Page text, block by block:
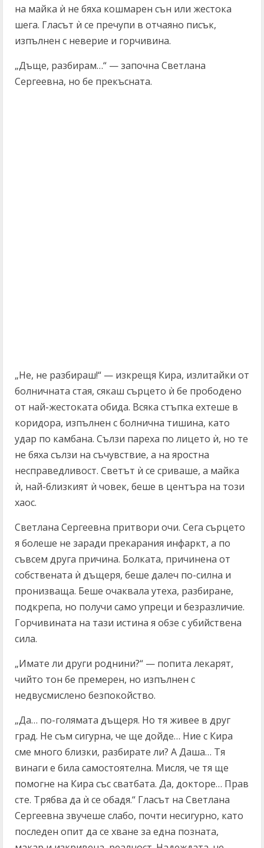
на майка ѝ не бяха кошмарен сън или жестока
шега. Гласът ѝ се пречупи в отчаяно писък,
изпълнен с неверие и горчивина.
„Дъще, разбирам…“ — започна Светлана
Сергеевна, но бе прекъсната.
„Не, не разбираш!“ — изкрещя Кира, излитайки от
болничната стая, сякаш сърцето ѝ бе прободено
от най-жестоката обида. Всяка стъпка ехтеше в
коридора, изпълнен с болнична тишина, като
удар по камбана. Сълзи пареха по лицето ѝ, но те
не бяха сълзи на съчувствие, а на яростна
несправедливост. Светът ѝ се сриваше, а майка
ѝ, най-близкият ѝ човек, беше в центъра на този
хаос.
Светлана Сергеевна притвори очи. Сега сърцето
я болеше не заради прекарания инфаркт, а по
съвсем друга причина. Болката, причинена от
собствената ѝ дъщеря, беше далеч по-силна и
пронизваща. Беше очаквала утеха, разбиране,
подкрепа, но получи само упреци и безразличие.
Горчивината на тази истина я обзе с убийствена
сила.
„Имате ли други роднини?“ — попита лекарят,
чийто тон бе премерен, но изпълнен с
недвусмислено безпокойство.
„Да… по-голямата дъщеря. Но тя живее в друг
град. Не съм сигурна, че ще дойде… Ние с Кира
сме много близки, разбирате ли? А Даша… Тя
винаги е била самостоятелна. Мисля, че тя ще
помогне на Кира със сватбата. Да, докторе… Прав
сте. Трябва да ѝ се обадя.“ Гласът на Светлана
Сергеевна звучеше слабо, почти несигурно, като
последен опит да се хване за една позната,